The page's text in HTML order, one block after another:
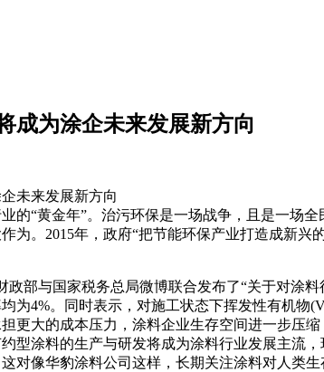
成为涂企未来发展新方向
未来发展新方向
的“黄金年”。治污环保是一场战争，且是一场
为。2015年，政府“把节能环保产业打造成新
政部与国家税务总局微博联合发布了“关于对涂
为4%。同时表示，对施工状态下挥发性有机物
更大的成本压力，涂料企业生存空间进一步压
型涂料的生产与研发将成为涂料行业发展主流
对像华豹涂料公司这样，长期关注涂料对人类